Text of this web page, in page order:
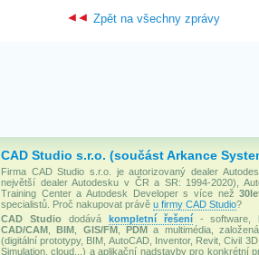
Zpět na všechny zprávy
CAD Studio s.r.o. (součást Arkance
Firma CAD Studio s.r.o. je autorizovaný dealer
největší dealer Autodesku v ČR a SR: 1994-2020),
Training Center a Autodesk Developer s více než
specialistů. Proč nakupovat právě u firmy CAD Studio?
CAD Studiododává kompletní řešení- software,
CAD/CAM ,BIM GIS/FM, PDMa multimédia,
(digitální prototypy, BIM, AutoCAD, Inventor, Revit, Civil
Simulation, cloud...) a aplikační nadstavby pro konkrétní